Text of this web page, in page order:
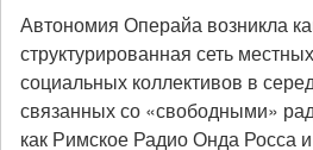
Автономия Операйа возникла
структурированная сеть
социальных коллективов в
связанных со «свободными»
как Римское Радио Онда Росса